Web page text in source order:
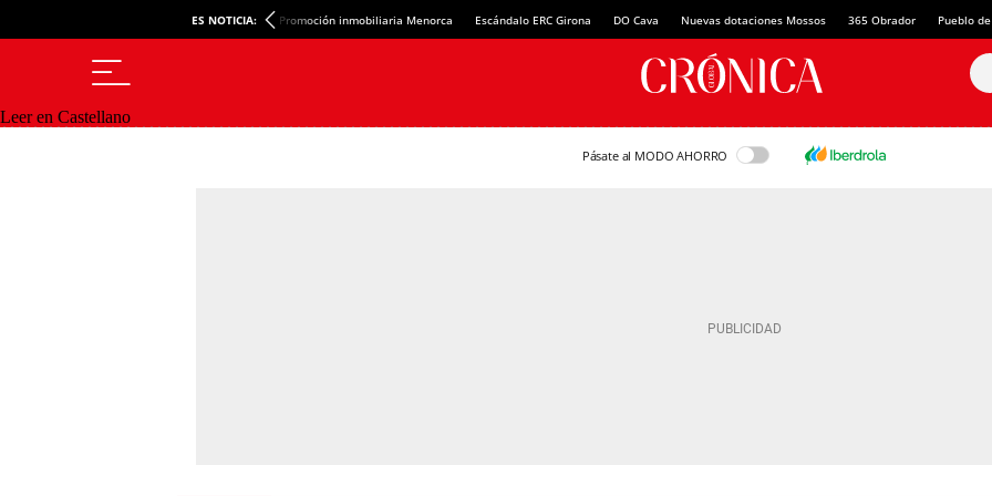
ES NOTICIA: Promoción inmobiliaria Menorca Escándalo ERC Girona DO Cava Nuevas dotaciones Mossos 365 Obrador Pueblo
Leer en Castellano
Pásate al MODO AHORRO